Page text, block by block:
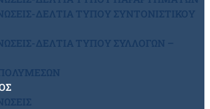
ΔΕΛΤΙΑ ΤΥΠΟΥ ΣΥΝΤΟΝΙΣΤΙΚΟΥ
ΔΕΛΤΙΑ ΤΥΠΟΥ ΣΥΛΛΟΓΩΝ –